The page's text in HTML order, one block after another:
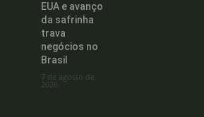
EUA e avanço
da safrinha
trava
negócios no
Brasil
7 de agosto de
2026